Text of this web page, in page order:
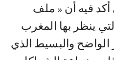
فيه أن « ملف
ينظر بها المغرب
الواضح والبسيط الذي